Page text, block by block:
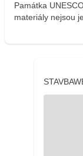
Památka
materiály nejsou